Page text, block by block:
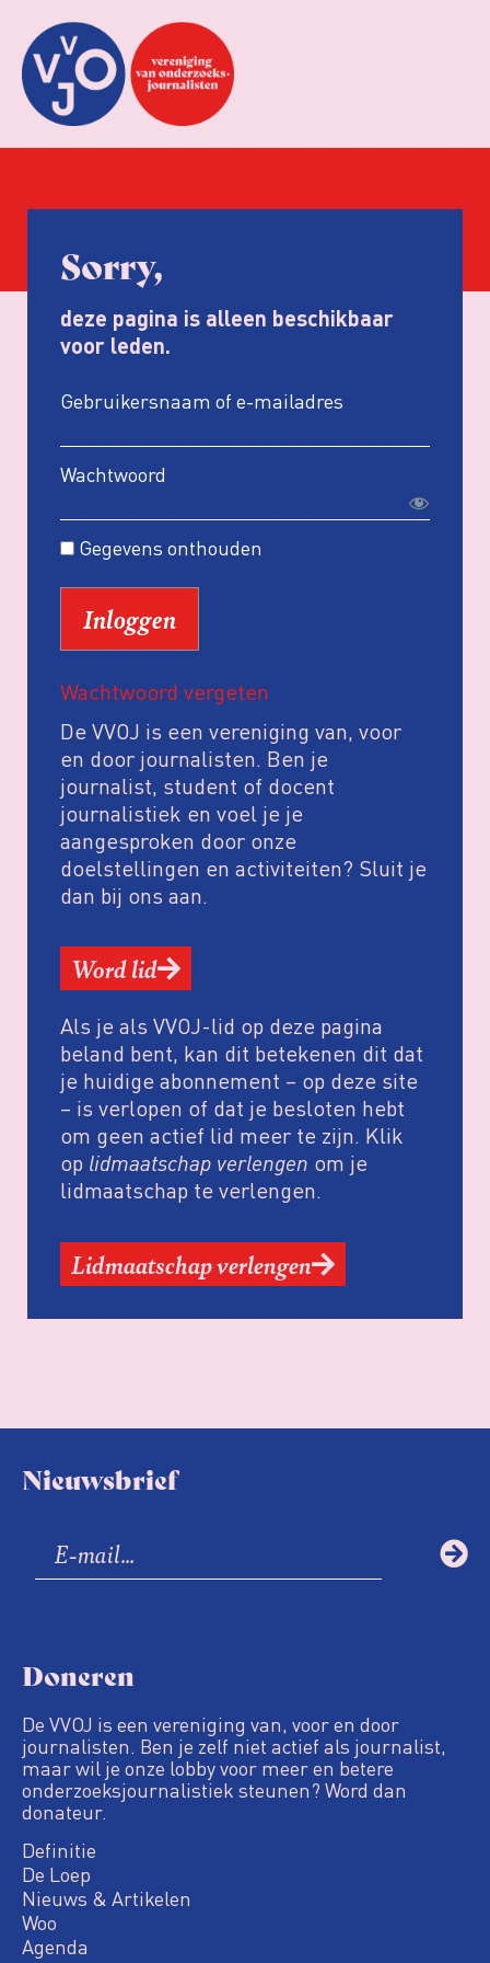
Sorry,
deze pagina is alleen beschikbaar
voor leden.
Gebruikersnaam of e-mailadres
Wachtwoord
Gegevens onthouden
Wachtwoord vergeten
De VVOJ is een vereniging van, voor
en door journalisten. Ben je
journalist, student of docent
journalistiek en voel je je
aangesproken door onze
doelstellingen en activiteiten? Sluit je
dan bij ons aan.
Word lid
Als je als VVOJ-lid op deze pagina
beland bent, kan dit betekenen dit dat
je huidige abonnement – op deze site
– is verlopen of dat je besloten hebt
om geen actief lid meer te zijn. Klik
op lidmaatschap verlengen om je
lidmaatschap te verlengen.
Lidmaatschap verlengen
Nieuwsbrief
Doneren
De VVOJ is een vereniging van, voor en door
journalisten. Ben je zelf niet actief als journalist,
maar wil je onze lobby voor meer en betere
onderzoeksjournalistiek steunen? Word dan
donateur.
Definitie
De Loep
Nieuws & Artikelen
Woo
Agenda